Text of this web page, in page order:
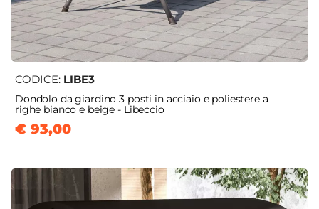
CODICE: LIBE3
Dondolo da giardino 3 posti in acciaio e poliestere a
righe bianco e beige - Libeccio
€ 93,00